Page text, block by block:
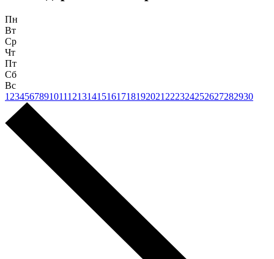
Пн
Вт
Ср
Чт
Пт
Сб
Вс
1 23456789101112131415161718192021 222324252627282930